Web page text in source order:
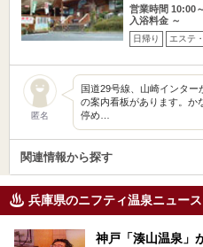
営業時間 10:00
入浴料金 ～
日帰り エステ
匿名
国道29号線、山崎インタ
の案内看板があります。か
停め…
関連情報から探す
兵庫県のニフティ温泉ニュース
神戸「湊山温泉」